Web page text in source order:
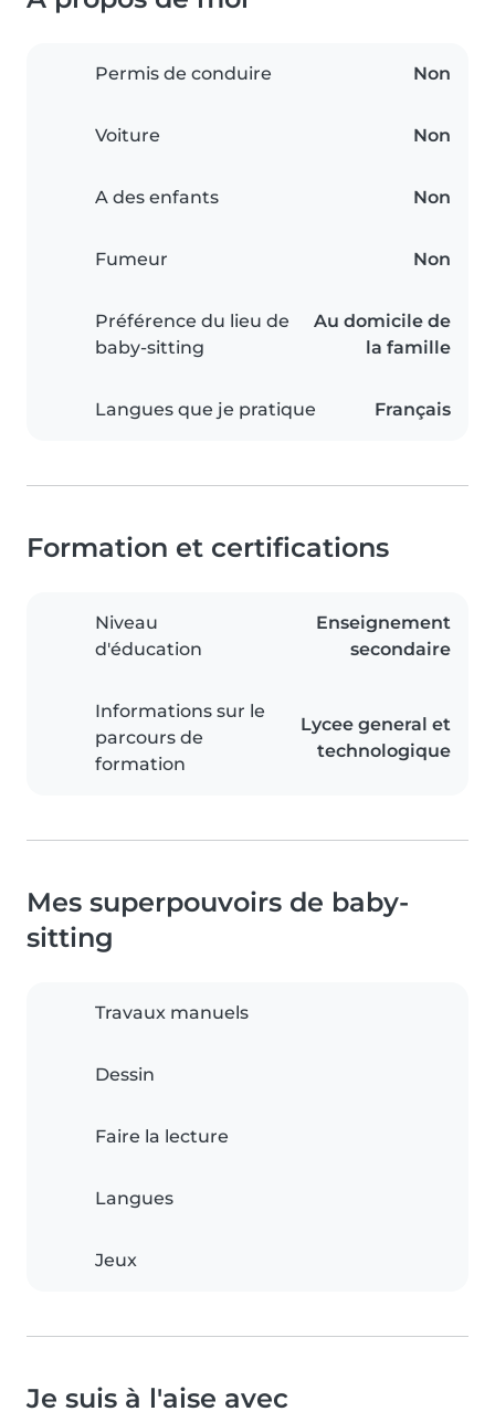
Permis de conduire Non
Voiture Non
A des enfants Non
Fumeur Non
Préférence du lieu de
baby-sitting
Au domicile de
la famille
Langues que je pratique Français
Formation et certifications
Niveau
d'éducation
Enseignement
secondaire
Informations sur le
parcours de
formation
Lycee general et
technologique
Mes superpouvoirs de baby-
sitting
Travaux manuels
Dessin
Faire la lecture
Langues
Jeux
Je suis à l'aise avec